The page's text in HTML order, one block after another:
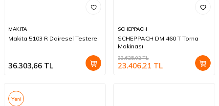
MAKITA
Makita 5103 R Dairesel Testere
36.303,66 TL
SCHEPPACH
SCHEPPACH DM 460 T Torna
Makinası
33.625,02TL
23.406,21 TL
Yeni